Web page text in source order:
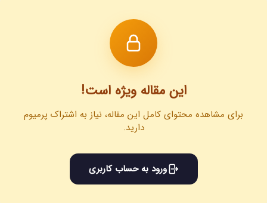
این مقاله ویژه است!
برای مشاهده محتوای کامل این مقاله، نیاز به اشتراک پرمیوم
دارید.
ورود به حساب کاربری